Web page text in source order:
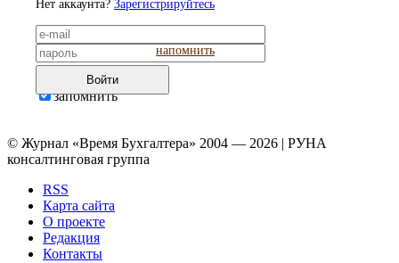
Нет аккаунта? Зарегистрируйтесь
напомнить
Войти
запомнить
© Журнал «Время Бухгалтера» 2004 — 2026 | РУНА
консалтинговая группа
RSS
Карта сайта
О проекте
Редакция
Контакты